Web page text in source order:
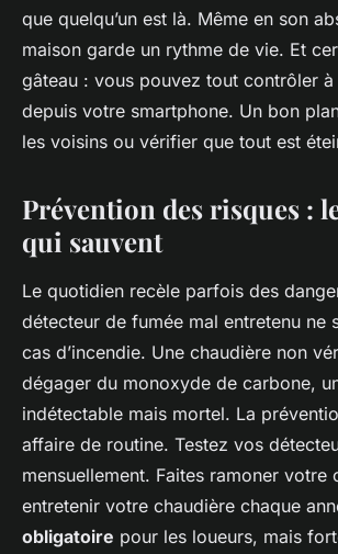
que quelqu’un est là. Même en son
maison garde un rythme de vie. Et
gâteau : vous pouvez tout contrôler à
depuis votre smartphone. Un bon
les voisins ou vérifier que tout est
Prévention des risques :
qui sauvent
Le quotidien recèle parfois des
détecteur de fumée mal entretenu ne
cas d’incendie. Une chaudière non
dégager du monoxyde de carbone,
indétectable mais mortel. La
affaire de routine. Testez vos
mensuellement. Faites ramoner votre
entretenir votre chaudière chaque
obligatoire pour les loueurs, mais